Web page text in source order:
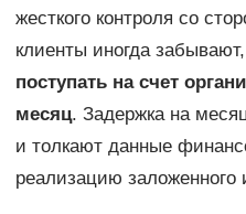
жесткого контроля со
клиенты иногда
поступать на счет
месяц. Задержка на
и толкают данные
реализацию заложенного